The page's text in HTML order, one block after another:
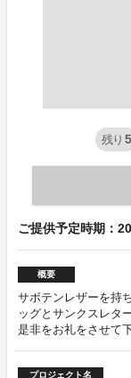
残り 5
ご提供予定時期：
概要
サボテンレザーを持
ッグとサンクスレタ
是非をお礼をさせて
プロジェクト名